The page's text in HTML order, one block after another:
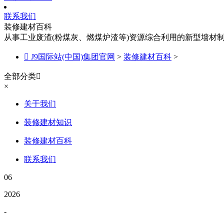
联系我们
装修建材百科
从事工业废渣(粉煤灰、燃煤炉渣等)资源综合利用的新型墙材
 J9国际站(中国)集团官网 > 装修建材百科 >
全部分类
×
关于我们
装修建材知识
装修建材百科
联系我们
06
2026
-